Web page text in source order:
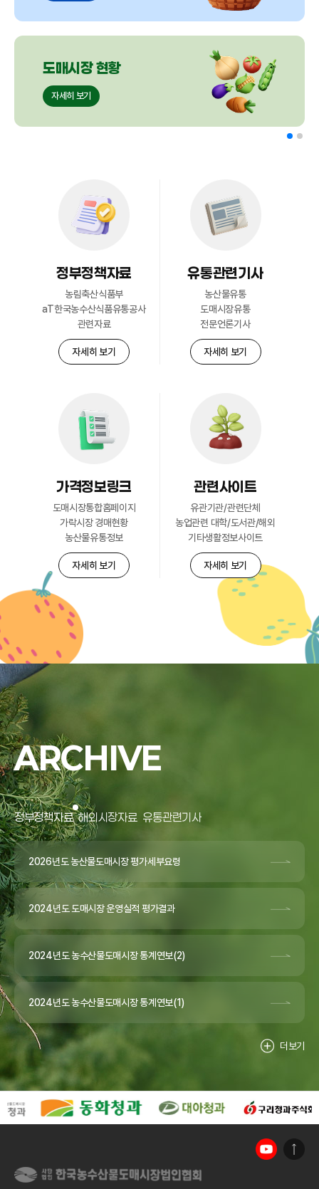
도매시장 현황
자세히 보기
자세히 보기
회원현황
자세히 보기
정부정책자료
농림축산식품부
aT한국농수산식품유통공사
관련자료
자세히 보기
유통관련기사
농산물유통
도매시장유통
전문언론기사
자세히 보기
가격정보링크
도매시장통합홈페이지
가락시장 경매현황
농산물유통정보
자세히 보기
관련사이트
유관기관/관련단체
농업관련 대학/도서관/해외
기타생활정보사이트
자세히 보기
ARCHIVE
정부정책자료 해외시장자료 유통관련기사
2026년도 농산물도매시장 평가세부요령
2024년도 도매시장 운영실적 평가결과
2024년도 농수산물도매시장 통계연보(2)
2024년도 농수산물도매시장 통계연보(1)
더보기